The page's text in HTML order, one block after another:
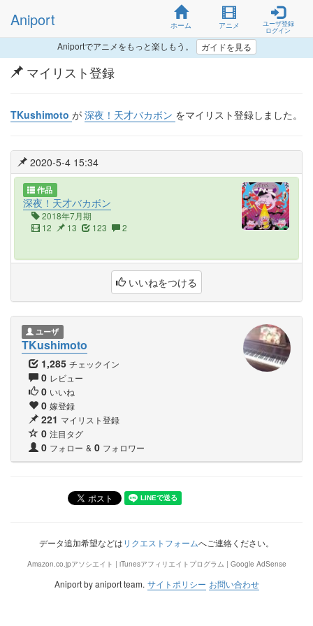
Aniport ホーム アニメ
ユーザ登録
ログイン
Aniportでアニメをもっと楽しもう。 ガイドを見る
マイリスト登録
TKushimoto が 深夜！天才バカボン をマイリスト登録しました。
2020-5-4 15:34
作品
深夜！天才バカボン
2018年7月期
12
13 123 2
いいねをつける
ユーザ
TKushimoto
1,285 チェックイン
0 レビュー
0 いいね
0 嫁登録
221 マイリスト登録
0 注目タグ
0 フォロー & 0 フォロワー
データ追加希望などはリクエストフォームへご連絡ください。
Amazon.co.jpアソシエイト | iTunesアフィリエイトプログラム | Google AdSense
Aniport by aniport team. サイトポリシー お問い合わせ